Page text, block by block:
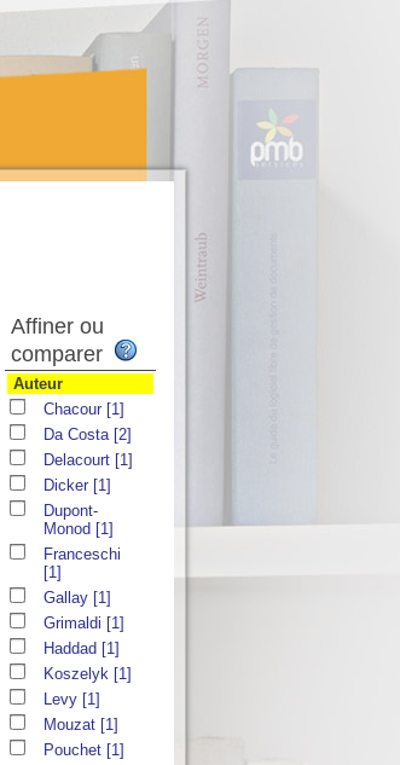
Affiner ou
comparer
Auteur
Chacour [1]
Da Costa [2]
Delacourt [1]
Dicker [1]
Dupont-
Monod [1]
Franceschi
[1]
Gallay [1]
Grimaldi [1]
Haddad [1]
Koszelyk [1]
Levy [1]
Mouzat [1]
Pouchet [1]